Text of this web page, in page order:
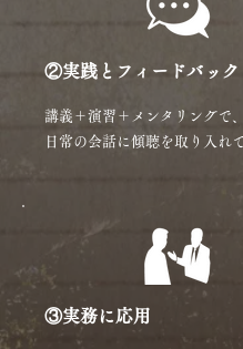
②実践とフィードバック
講義＋演習＋メンタリングで、
日常の会話に傾聴を取り入れ
③実務に応用